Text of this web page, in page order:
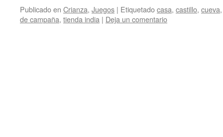
Publicado en Crianza, Juegos | Etiquetadocasa, castillo, cueva
de campaña, tienda india | Deja un comentario